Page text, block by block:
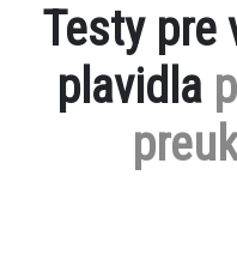
Testy pre
plavidla